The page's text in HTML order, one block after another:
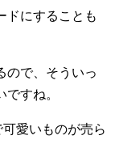
ドにすることも
ので、そういっ
すね。
愛いものが売ら